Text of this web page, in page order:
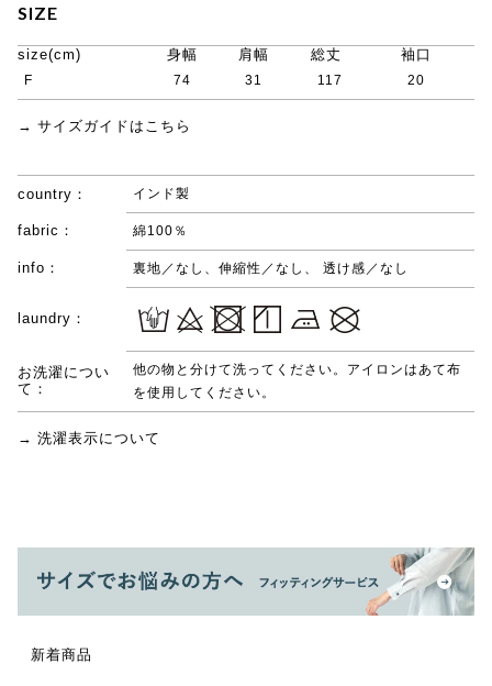
SIZE
size(cm) 身幅 肩幅 総丈 袖口
F 74 31 117 20
→ サイズガイドはこちら
country： インド製
fabric： 綿100％
info： 裏地／なし、伸縮性／なし、 透け感／なし
laundry：
お洗濯につい
て：
他の物と分けて洗ってください。アイロンはあて布
を使用してください。
→ 洗濯表示について
新着商品